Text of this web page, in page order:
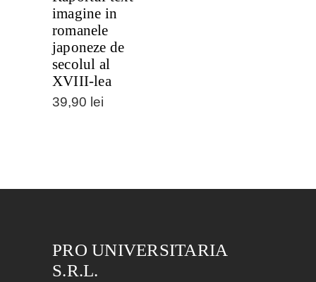
imagine in
romanele
japoneze de
secolul al
XVIII-lea
39,90 lei
PRO UNIVERSITARIA
S.R.L.